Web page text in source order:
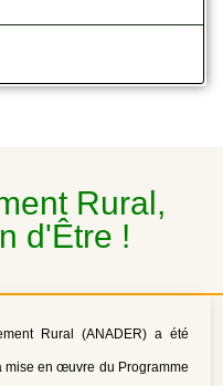
Rural,
d'Être !
Rural (ANADER) a été
mise en œuvre du Programme